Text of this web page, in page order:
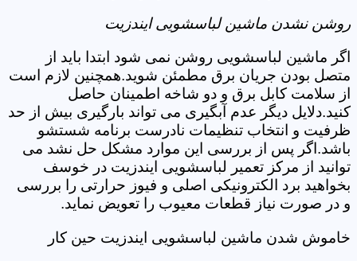
روشن نشدن ماشین لباسشویی ایندزیت
اگر ماشین لباسشویی روشن نمی شود ابتدا باید از
متصل بودن جریان برق مطمئن شوید.همچنین لازم است
از سلامت کابل برق و دو شاخه اطمینان حاصل
کنید.دلایل دیگر عدم آبگیری می تواند بارگیری بیش از حد
ظرفیت و انتخاب تنظیمات نادرست برنامه شستشو
باشد.اگر پس از بررسی این موارد مشکل حل نشد می
توانید از مرکز تعمیر لباسشویی ایندزیت در خوسف
بخواهید برد الکترونیکی اصلی و فیوز حرارتی را بررسی
و در صورت نیاز قطعات معیوب را تعویض نماید.
خاموش شدن ماشین لباسشویی ایندزیت حین کار